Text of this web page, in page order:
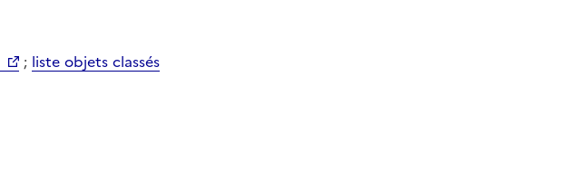
; liste objets classés